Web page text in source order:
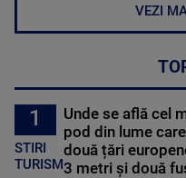
VEZI
1
STIRI
TURISM
Unde se află cel
pod din lume
două țări
3 metri și două